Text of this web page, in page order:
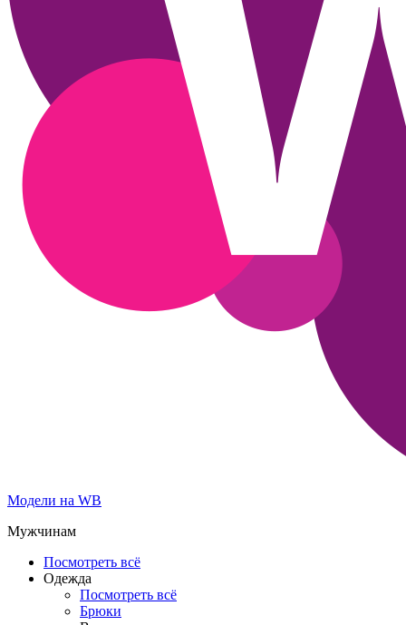
Модели на WB
Мужчинам
Посмотреть всё
Одежда
Посмотреть всё
Брюки